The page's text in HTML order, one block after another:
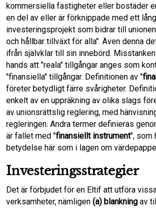
kommersiella fastigheter eller bostäder
en del av eller är förknippade med ett
investeringsprojekt som bidrar till
och hållbar tillväxt för alla". Även denna
ifrån självklar till sin innebörd.
hands att "reala" tillgångar anges som
"finansiella" tillgångar. Definitionen av "
företer betydligt färre svårigheter.
enkelt av en uppräkning av olika slags
av unionsrättslig reglering, med
regleringen. Andra termer definieras
är fallet med "finansiellt instrument", som
betydelse här som i lagen om
Investeringsstrategier
Det är förbjudet för en Eltif att utföra
verksamheter, nämligen (a) blankning av